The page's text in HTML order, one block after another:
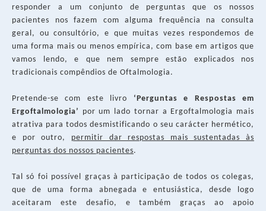
responder a um conjunto de perguntas que os nossos
pacientes nos fazem com alguma frequência na consulta
geral, ou consultório, e que muitas vezes respondemos de
uma forma mais ou menos empírica, com base em artigos que
vamos lendo, e que nem sempre estão explicados nos
tradicionais compêndios de Oftalmologia.
Pretende-se com este livro ‘Perguntas e Respostas em
Ergoftalmologia’ por um lado tornar a Ergoftalmologia mais
atrativa para todos desmistificando o seu carácter hermético,
e por outro, permitir dar respostas mais sustentadas às
perguntas dos nossos pacientes.
Tal só foi possível graças à participação de todos os colegas,
que de uma forma abnegada e entusiástica, desde logo
aceitaram este desafio, e também graças ao apoio